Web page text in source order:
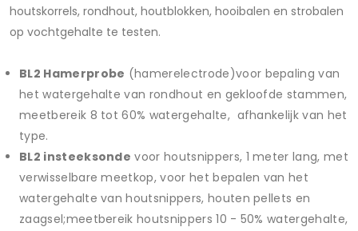
houtskorrels, rondhout, houtblokken, hooibalen en strobalen
op vochtgehalte te testen.
BL2 Hamerprobe (hamerelectrode)voor bepaling van
het watergehalte van rondhout en gekloofde stammen,
meetbereik 8 tot 60% watergehalte, afhankelijk van het
type.
BL2 insteeksonde voor houtsnippers, 1 meter lang, met
verwisselbare meetkop, voor het bepalen van het
watergehalte van houtsnippers, houten pellets en
zaagsel;meetbereik houtsnippers 10 - 50% watergehalte,